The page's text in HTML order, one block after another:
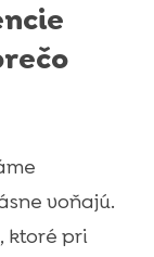
voňajú.
ktoré pri